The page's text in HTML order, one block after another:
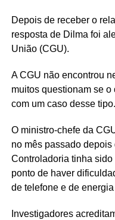
Depois de receber o
resposta de Dilma foi
União (CGU).
A CGU não encontrou
muitos questionam se
com um caso desse tipo.
O ministro-chefe da
no mês passado
Controladoria tinha
ponto de haver
de telefone e de
Investigadores